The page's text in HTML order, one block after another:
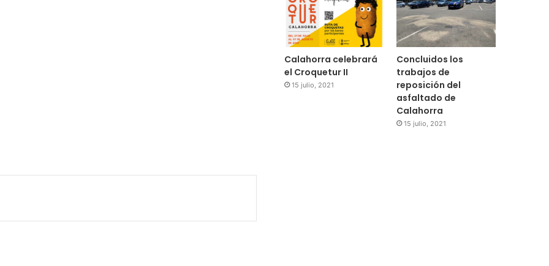
Calahorra celebrará
el Croquetur II
15 julio, 2021
Concluidos los
trabajos de
reposición del
asfaltado de
Calahorra
15 julio, 2021